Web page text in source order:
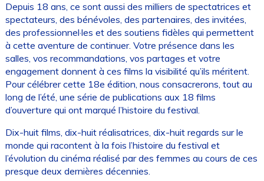
Depuis 18 ans, ce sont aussi des milliers de spectatrices et
spectateurs, des bénévoles, des partenaires, des invitées,
des professionnel·les et des soutiens fidèles qui permettent
à cette aventure de continuer. Votre présence dans les
salles, vos recommandations, vos partages et votre
engagement donnent à ces films la visibilité qu’ils méritent.
Pour célébrer cette 18e édition, nous consacrerons, tout au
long de l’été, une série de publications aux 18 films
d’ouverture qui ont marqué l’histoire du festival.
Dix-huit films, dix-huit réalisatrices, dix-huit regards sur le
monde qui racontent à la fois l’histoire du festival et
l’évolution du cinéma réalisé par des femmes au cours de ces
presque deux dernières décennies.